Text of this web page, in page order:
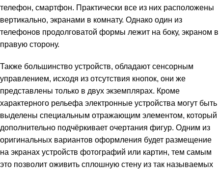
телефон, смартфон. Практически все из них расположены
вертикально, экранами в комнату. Однако один из
телефонов продолговатой формы лежит на боку, экраном в
правую сторону.
Также большинство устройств, обладают сенсорным
управлением, исходя из отсутствия кнопок, они же
представлены только в двух экземплярах. Кроме
характерного рельефа электронные устройства могут быть
выделены специальным отражающим элементом, который
дополнительно подчёркивает очертания фигур. Одним из
оригинальных вариантов оформления будет размещение
на экранах устройств фотографий или картин, тем самым
это позволит оживить сплошную стену из так называемых